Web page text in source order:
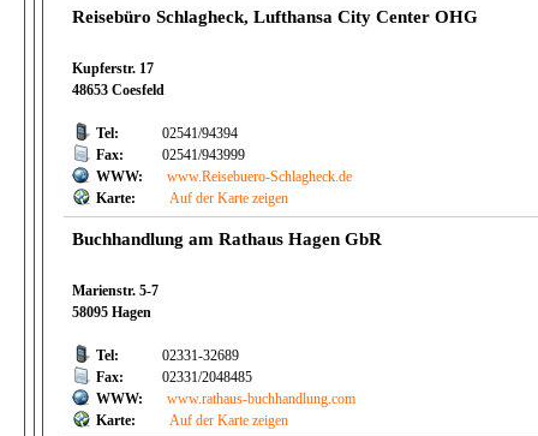
Reisebüro Schlagheck, Lufthansa City Center OHG
Kupferstr. 17
48653 Coesfeld
Tel:
02541/94394
Fax:
02541/943999
WWW:
www.Reisebuero-Schlagheck.de
Karte:
Auf der Karte zeigen
Buchhandlung am Rathaus Hagen GbR
Marienstr. 5-7
58095 Hagen
Tel:
02331-32689
Fax:
02331/2048485
WWW:
www.rathaus-buchhandlung.com
Karte:
Auf der Karte zeigen